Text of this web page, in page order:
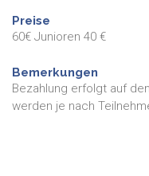
Preise
60€ Junioren 40 €
Bemerkungen
Bezahlung erfolgt auf
werden je nach